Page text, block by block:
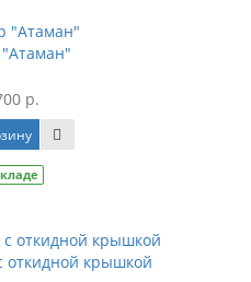
р.
откидной крышкой